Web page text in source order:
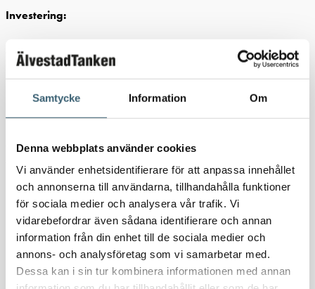
Samtycke Information Om
Denna webbplats använder cookies
Vi använder enhetsidentifierare för att anpassa innehållet
och annonserna till användarna, tillhandahålla funktioner
för sociala medier och analysera vår trafik. Vi
vidarebefordrar även sådana identifierare och annan
information från din enhet till de sociala medier och
annons- och analysföretag som vi samarbetar med.
Dessa kan i sin tur kombinera informationen med annan
Investering:
Att investera i en vattentank från Älvestad-Tanken AB är ett tryggt och
långsiktigt val. Vi har dessutom lång erfarenhet av vattentankar,
samarbetar vi enbart med tillverkare som levererar tankar av högsta
och kringutrustning? Tveka då inte att kontakta oss – vi hjälper gärna
till.
Fördelar:
Polyeten- ett underhållsfritt material
Låg vikt
Tankarna är 100% återvinningsbara